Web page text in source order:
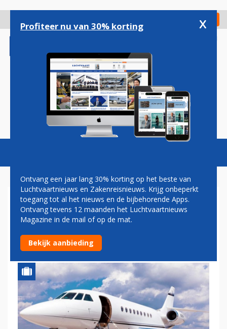
gaan
Check in
Magazine Podcasts Vacatures
LOYALE KLANTEN DELTA
MOGEN REIZEN MET
PRIVÉVLIEGTUIG
Profiteer nu van 30% korting x
Ontvang een jaar lang 30% korting op het beste van
Luchtvaartnieuws en Zakenreisnieuws. Krijg onbeperkt
toegang tot al het nieuws en de bijbehorende Apps.
Ontvang tevens 12 maanden het Luchtvaartnieuws
Magazine in de mail of op de mat.
Bekijk aanbieding